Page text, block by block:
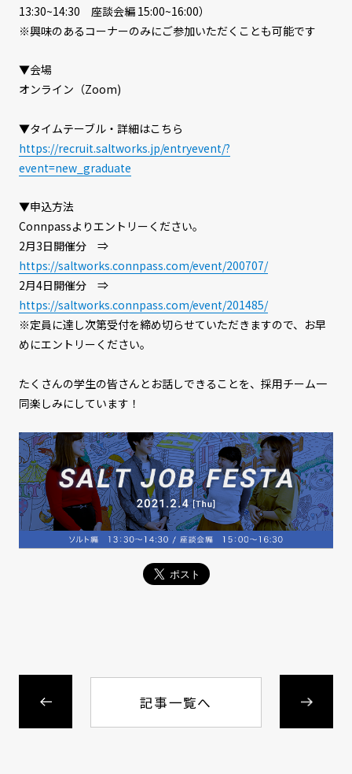
13:30~14:30 座談会編 15:00~16:00）
※興味のあるコーナーのみにご参加いただくことも可能です
▼会場
オンライン（Zoom)
▼タイムテーブル・詳細はこちら
https://recruit.saltworks.jp/entryevent/?
event=new_graduate
▼申込方法
Connpassよりエントリーください。
2月3日開催分 ⇒
https://saltworks.connpass.com/event/200707/
2月4日開催分 ⇒
https://saltworks.connpass.com/event/201485/
※定員に達し次第受付を締め切らせていただきますので、お早
めにエントリーください。
たくさんの学生の皆さんとお話しできることを、採用チーム一
同楽しみにしています！
記事一覧へ